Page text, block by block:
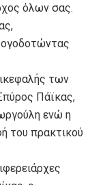
όλων σας.
των
Πάϊκας,
ενώ η
του πρακτικού